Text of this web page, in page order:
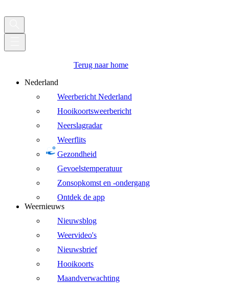
Terug naar home
Nederland
Weerbericht Nederland
Hooikoortsweerbericht
Neerslagradar
Weerflits
Gezondheid
Gevoelstemperatuur
Zonsopkomst en -ondergang
Ontdek de app
Weernieuws
Nieuwsblog
Weervideo's
Nieuwsbrief
Hooikoorts
Maandverwachting